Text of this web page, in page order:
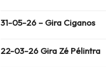
31-05-26 – Gira Ciganos
22-03-26 Gira Zé Pélintra